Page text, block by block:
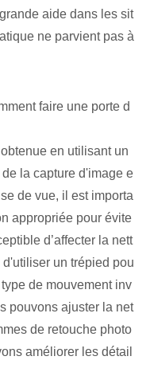
aide dans les sit
ne parvient pas à
faire une porte d
en utilisant un
la capture d'image e
de vue, il est importa
appropriée pour évite
d’affecter la nett
un trépied pou
de mouvement inv
pouvons ajuster la net
de retouche photo
améliorer les détail